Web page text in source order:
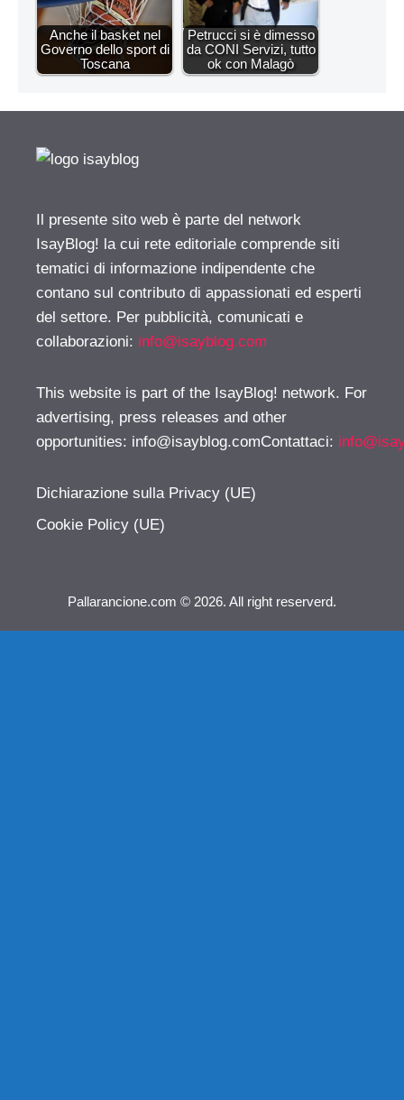
Anche il basket nel
Governo dello sport di
Toscana
Petrucci si è dimesso
da CONI Servizi, tutto
ok con Malagò
Il presente sito web è parte del network
IsayBlog! la cui rete editoriale comprende siti
tematici di informazione indipendente che
contano sul contributo di appassionati ed esperti
del settore. Per pubblicità, comunicati e
collaborazioni: info@isayblog.com
This website is part of the IsayBlog! network. For
advertising, press releases and other
opportunities: info@isayblog.comContattaci:
Dichiarazione sulla Privacy (UE)
Cookie Policy (UE)
Pallarancione.com © 2026. All right reserverd.